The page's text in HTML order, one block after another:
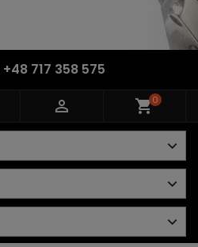
+48 717 358 575
 shopping_cart0